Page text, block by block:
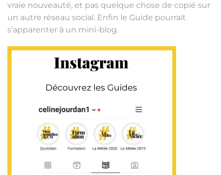
vraie nouveauté, et pas quelque chose de copié sur
un autre réseau social. Enfin le Guide pourrait
s’apparenter à un mini-blog.